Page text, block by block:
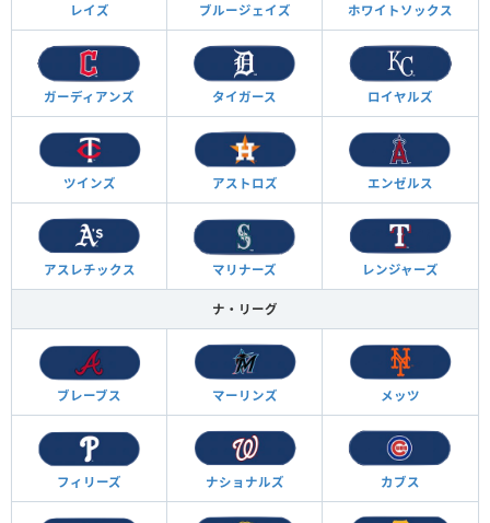
レイズ ブルージェイズ ホワイトソックス
ガーディアンズ タイガース ロイヤルズ
ツインズ アストロズ エンゼルス
アスレチックス マリナーズ レンジャーズ
ナ・リーグ
ブレーブス マーリンズ メッツ
フィリーズ ナショナルズ カブス